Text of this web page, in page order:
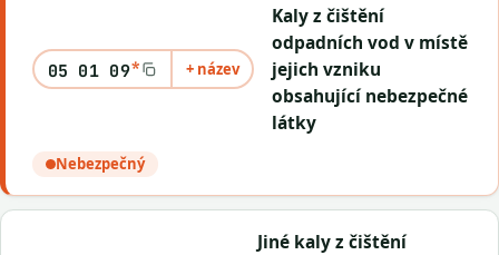
05 01 09* + název
Kaly z čištění
odpadních vod v místě
jejich vzniku
obsahující nebezpečné
látky
Nebezpečný
Jiné kaly z čištění